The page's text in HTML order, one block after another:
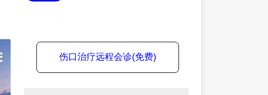
伤口治疗远程会诊(免费)